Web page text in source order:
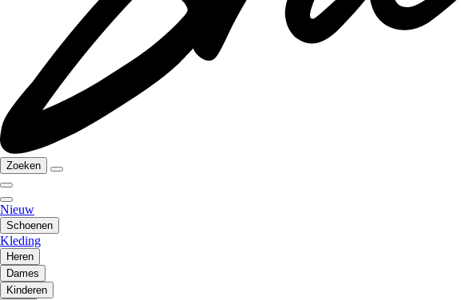
Zoeken
Nieuw
Schoenen
Kleding
Heren
Dames
Kinderen